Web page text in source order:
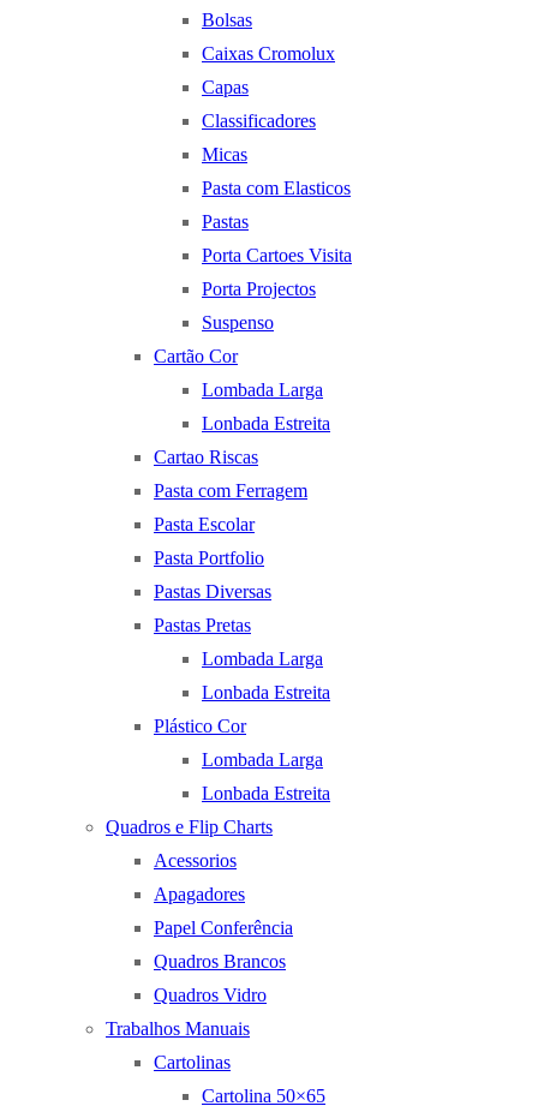
Bolsas
Caixas Cromolux
Capas
Classificadores
Micas
Pasta com Elasticos
Pastas
Porta Cartoes Visita
Porta Projectos
Suspenso
Cartão Cor
Lombada Larga
Lonbada Estreita
Cartao Riscas
Pasta com Ferragem
Pasta Escolar
Pasta Portfolio
Pastas Diversas
Pastas Pretas
Lombada Larga
Lonbada Estreita
Plástico Cor
Lombada Larga
Lonbada Estreita
Quadros e Flip Charts
Acessorios
Apagadores
Papel Conferência
Quadros Brancos
Quadros Vidro
Trabalhos Manuais
Cartolinas
Cartolina 50×65